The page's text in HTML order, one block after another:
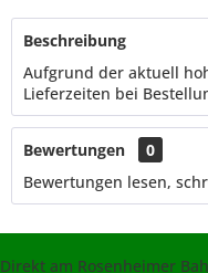
Beschreibung
Aufgrund der aktuell
Lieferzeiten bei
Bewertungen
0
Bewertungen lesen,
Direkt am Rosenheimer